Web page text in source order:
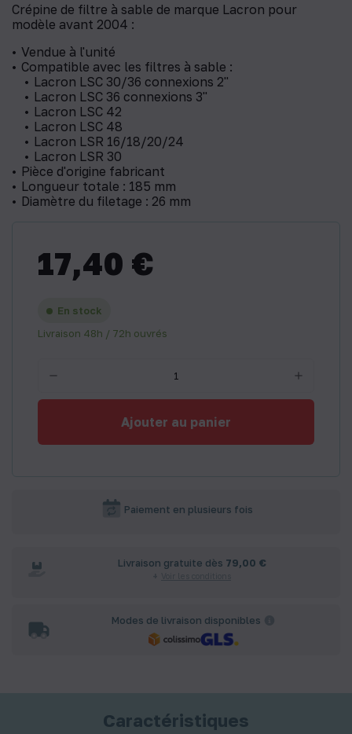
Crépine de filtre à sable de marque Lacron pour
modèle avant 2004 :
Vendue à l'unité
Compatible avec les filtres à sable :
Lacron LSC 30/36 connexions 2"
Lacron LSC 36 connexions 3"
Lacron LSC 42
Lacron LSC 48
Lacron LSR 16/18/20/24
Lacron LSR 30
Pièce d'origine fabricant
Longueur totale : 185 mm
Diamètre du filetage : 26 mm
17,40 €
En stock
Livraison 48h / 72h ouvrés
Ajouter au panier
Paiement en plusieurs fois
Livraison gratuite dès 79,00 €
Modes de livraison disponibles
Caractéristiques